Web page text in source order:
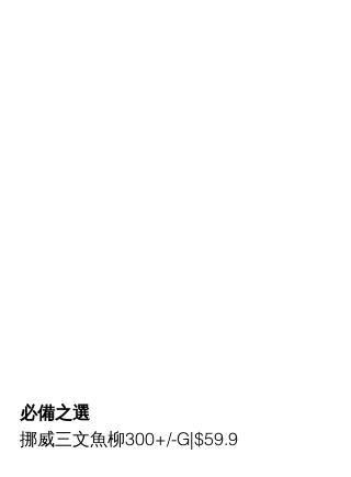
必備之選
挪威三文魚柳300+/-G|$59.9